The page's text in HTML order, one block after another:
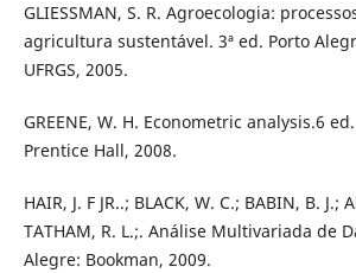
GLIESSMAN, S. R. Agroecologia:
agricultura sustentável. 3ª ed. Porto
UFRGS, 2005.
GREENE, W. H. Econometric analysis.6
Prentice Hall, 2008.
HAIR, J. F JR..; BLACK, W. C.; BABIN, B. J.;
TATHAM, R. L.;. Análise Multivariada de
Alegre: Bookman, 2009.